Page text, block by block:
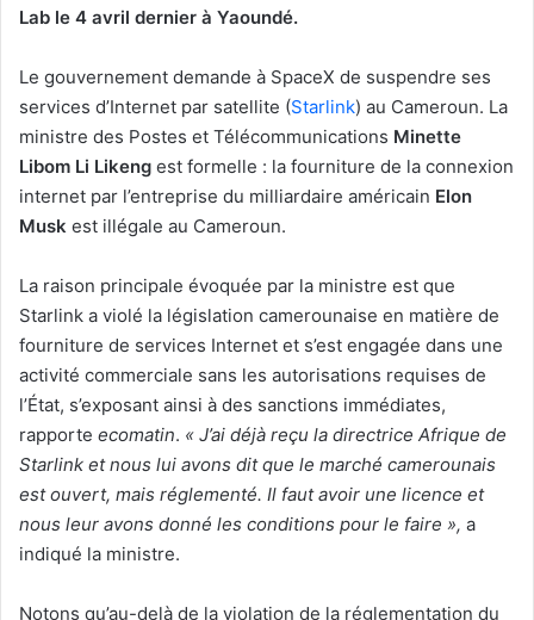
Lab le 4 avril dernier à Yaoundé.
Le gouvernement demande à SpaceX de suspendre ses
services d’Internet par satellite (Starlink) au Cameroun. La
ministre des Postes et Télécommunications Minette
Libom Li Likeng est formelle : la fourniture de la connexion
internet par l’entreprise du milliardaire américain Elon
Musk est illégale au Cameroun.
La raison principale évoquée par la ministre est que
Starlink a violé la législation camerounaise en matière de
fourniture de services Internet et s’est engagée dans une
activité commerciale sans les autorisations requises de
l’État, s’exposant ainsi à des sanctions immédiates,
rapporte ecomatin. « J’ai déjà reçu la directrice Afrique de
Starlink et nous lui avons dit que le marché camerounais
est ouvert, mais réglementé. Il faut avoir une licence et
nous leur avons donné les conditions pour le faire », a
indiqué la ministre.
Notons qu’au-delà de la violation de la réglementation du